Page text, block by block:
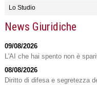
Lo Studio
News Giuridiche
09/08/2026
L'AI che hai spento non è
08/08/2026
Diritto di difesa e segretezza